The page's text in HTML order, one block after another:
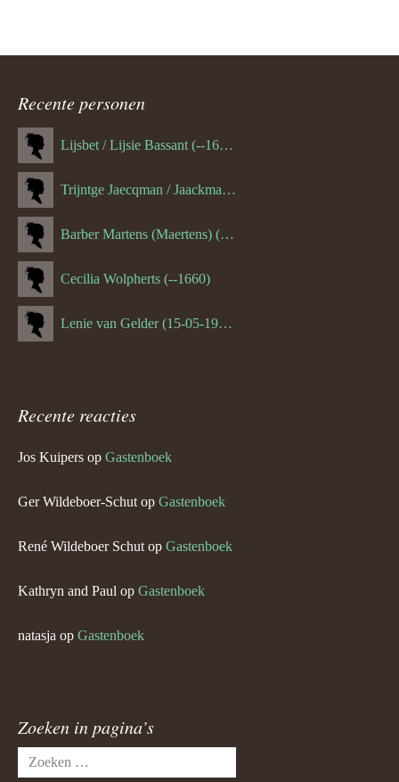
Recente personen
Lijsbet / Lijsie Bassant (--1687)
Trijntge Jaecqman / Jaackman (--1651)
Barber Martens (Maertens) (--1658)
Cecilia Wolpherts (--1660)
Lenie van Gelder (15-05-1970)
Recente reacties
Jos Kuipers op Gastenboek
Ger Wildeboer-Schut op Gastenboek
René Wildeboer Schut op Gastenboek
Kathryn and Paul op Gastenboek
natasja op Gastenboek
Zoeken in pagina’s
Zoeken
naar: